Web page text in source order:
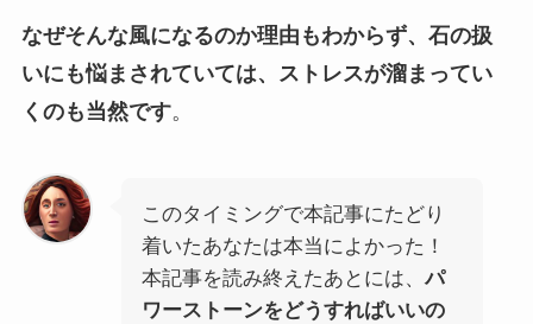
なぜそんな風になるのか理由もわからず、石の扱
いにも悩まされていては、ストレスが溜まってい
くのも当然です。
このタイミングで本記事にたどり
着いたあなたは本当によかった！
本記事を読み終えたあとには、パ
ワーストーンをどうすればいいの